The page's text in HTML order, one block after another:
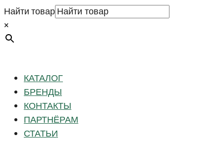
Найти товар
×
КАТАЛОГ
БРЕНДЫ
КОНТАКТЫ
ПАРТНЁРАМ
СТАТЬИ